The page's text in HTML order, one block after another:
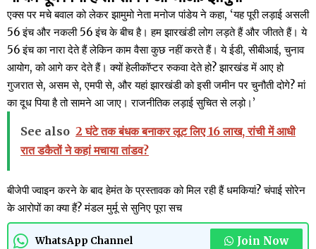
एक्स पर मचे बवाल को लेकर झामुमो नेता मनोज पांडेय ने कहा, ‘यह पूरी लड़ाई असली
56 इंच और नकली 56 इंच के बीच है। हम झारखंडी लोग लड़ते हैं और जीतते हैं। ये
56 इंच का नारा देते हैं लेकिन काम वैसा कुछ नहीं करते हैं। ये ईडी, सीबीआई, चुनाव
आयोग, को आगे कर देते हैं। क्यों हेलीकॉप्टर रुकवा देते हो? झारखंड में आए हो
गुजरात से, असम से, एमपी से, और यहां झारखंडी को इसी जमीन पर चुनौती दोगे? मां
का दूध पिया है तो सामने आ जाए। राजनीतिक लड़ाई सुचित से लड़ो।’
See also 2 घंटे तक बंधक बनाकर लूट लिए 16 लाख, रांची में आधी
रात डकैतों ने कहां मचाया तांडव?
बीजेपी ज्वाइन करने के बाद हेमंत के प्रस्तावक को मिल रही हैं धमकियां? चंपाई सोरेन
के आरोपों का क्या हैं? मंडल मुर्मू से सुनिए पूरा सच
WhatsApp Channel Join Now